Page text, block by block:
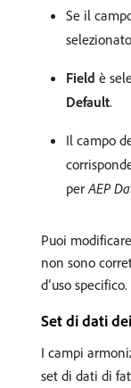
Se il
Field è
Default.
Il campo
per AEP
Puoi
non sono
d’uso specifico.
Set di dati
I campi
set di dati di